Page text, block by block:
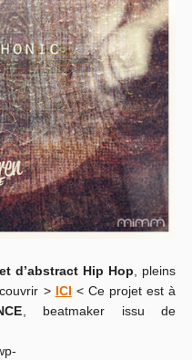
d’abstract Hip Hop , pleins
> ICI < Ce projet est à
, beatmaker issu de